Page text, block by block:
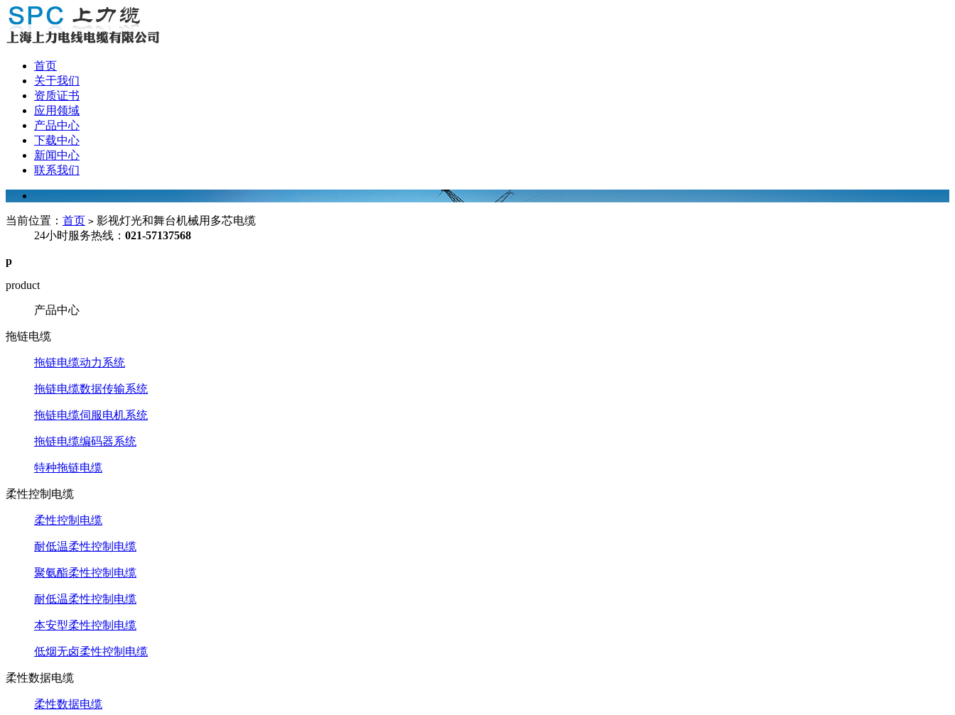
首页
关于我们
资质证书
应用领域
产品中心
下载中心
新闻中心
联系我们
当前位置： 首页 > 影视灯光和舞台机械用多芯电缆
24小时服务热线： 021-57137568
p
product
产品中心
拖链电缆
拖链电缆动力系统
拖链电缆数据传输系统
拖链电缆伺服电机系统
拖链电缆编码器系统
特种拖链电缆
柔性控制电缆
柔性控制电缆
耐低温柔性控制电缆
聚氨酯柔性控制电缆
耐低温柔性控制电缆
本安型柔性控制电缆
低烟无卤柔性控制电缆
柔性数据电缆
柔性数据电缆